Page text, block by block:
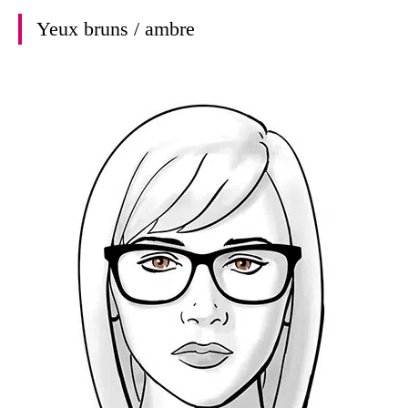
Yeux bruns / ambre